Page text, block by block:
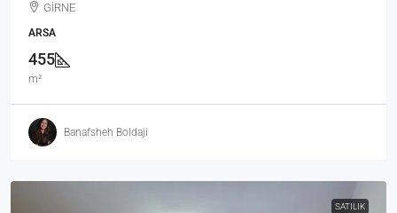
GİRNE
ARSA
455
m²
Banafsheh Boldaji
SATILIK